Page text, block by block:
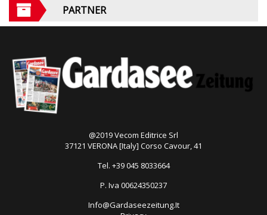
PARTNER
@2019 Vecom Editrice Srl
37121 VERONA [Italy] Corso Cavour, 41
Tel. +39 045 8033664
P. Iva 00624350237
Info@Gardaseezeitung.It